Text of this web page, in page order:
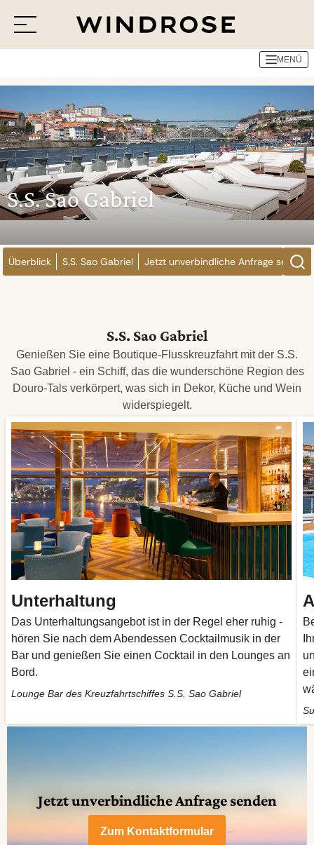
Reiseziele
Reisethemen
Jetzt Anfrage senden
MENÜ
Reedereien Uniworld Boutique River Cruises S.S. Sao Gabriel
S.S. Sao Gabriel
Überblick S.S. Sao Gabriel Jetzt unverbindliche Anfrage senden
S.S. Sao Gabriel
Genießen Sie eine Boutique-Flusskreuzfahrt mit der S.S.
Sao Gabriel - ein Schiff, das die wunderschöne Region des
Douro-Tals verkörpert, was sich in Dekor, Küche und Wein
widerspiegelt.
Unterhaltung
Das Unterhaltungsangebot ist in der Regel eher ruhig -
hören Sie nach dem Abendessen Cocktailmusik in der
Bar und genießen Sie einen Cocktail in den Lounges an
Bord.
Lounge Bar des Kreuzfahrtschiffes S.S. Sao Gabriel
Jetzt unverbindliche Anfrage senden
Zum Kontaktformular